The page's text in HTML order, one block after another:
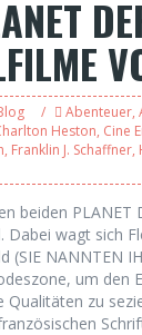
Abenteuer,
Heston, Cine
, Franklin J. Schaffner,
beiden PLANET
Dabei wagt sich
(SIE NANNTEN
um den
Qualitäten zu